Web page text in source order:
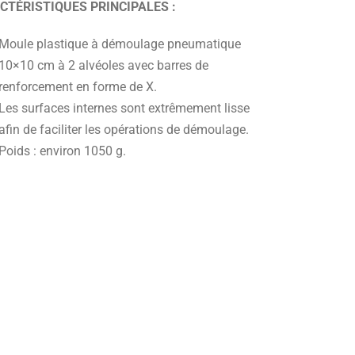
PRINCIPALES :
plastique à démoulage pneumatique
cm à 2 alvéoles avec barres de
en forme de X.
surfaces internes sont extrêmement lisse
de faciliter les opérations de démoulage.
: environ 1050 g.